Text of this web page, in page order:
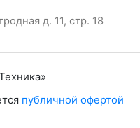
д. 11, стр. 18
»
публичной офертой